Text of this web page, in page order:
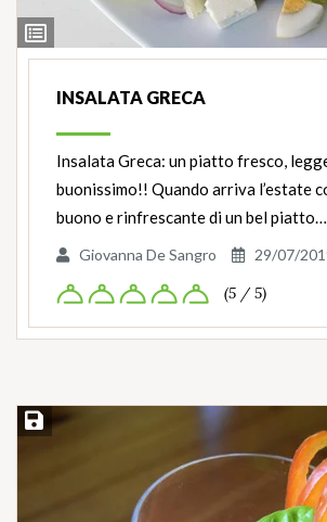
Ingredienti
INSALATA GRECA
Insalata Greca: un piatto fresco,
buonissimo!! Quando arriva l’estate
buono e rinfrescante di un bel piatto…
Giovanna De Sangro 29/07/
(5 / 5)
Salva ricetta